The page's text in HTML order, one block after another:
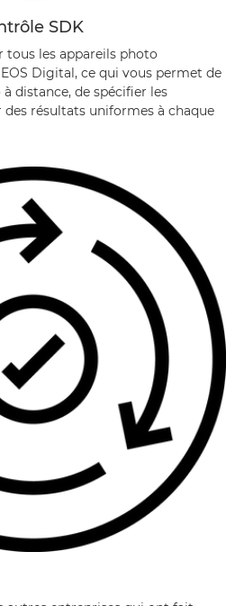
SDK
tous les appareils photo
Digital, ce qui vous permet de
distance, de spécifier les
résultats uniformes à chaque